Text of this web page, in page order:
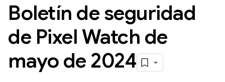
Boletín de seguridad
de Pixel Watch de
mayo de 2024